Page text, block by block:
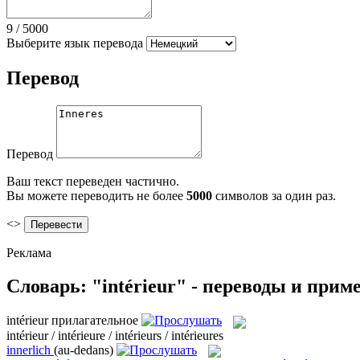
9 / 5000
Выберите язык перевода
Перевод
Перевод
Ваш текст переведен частично.
Вы можете переводить не более 5000 символов за один раз.
<>
Реклама
Словарь: "intérieur" - переводы и
intérieur прилагательное
intérieur / intérieure / intérieurs / intérieures
innerlich (au-dedans)